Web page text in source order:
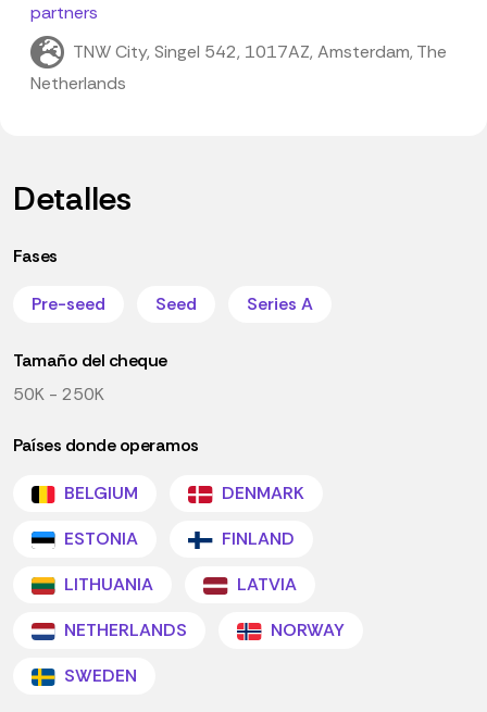
partners
TNW City, Singel 542, 1017AZ, Amsterdam, The
Netherlands
Detalles
Fases
Pre-seed Seed Series A
Tamaño del cheque
50K - 250K
Países donde operamos
BELGIUM
DENMARK
ESTONIA
FINLAND
LITHUANIA
LATVIA
NETHERLANDS
NORWAY
SWEDEN